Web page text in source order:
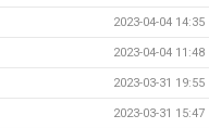
2023-04-04 14:35
2023-04-04 11:48
2023-03-31 19:55
2023-03-31 15:47